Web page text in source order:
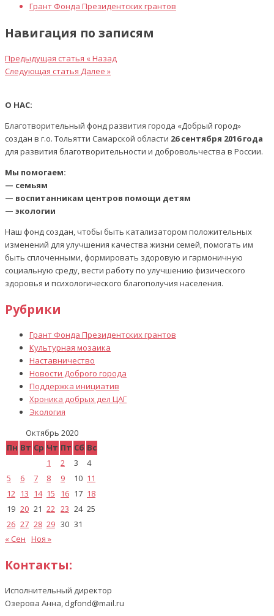
Грант Фонда Президентских грантов
Навигация по записям
Предыдущая статья « Назад
Следующая статья Далее »
О НАС:
Благотворительный фонд развития города «Добрый город»
создан в г.о. Тольятти Самарской области 26 сентября 2016 года
для развития благотворительности и добровольчества в России.
Мы помогаем:
— семьям
— воспитанникам центров помощи детям
— экологии
Наш фонд создан, чтобы быть катализатором положительных
изменений для улучшения качества жизни семей, помогать им
быть сплоченными, формировать здоровую и гармоничную
социальную среду, вести работу по улучшению физического
здоровья и психологического благополучия населения.
Рубрики
Грант Фонда Президентских грантов
Культурная мозаика
Наставничество
Новости Доброго города
Поддержка инициатив
Хроника добрых дел ЦАГ
Экология
Октябрь 2020
Пн Вт Ср Чт Пт Сб Вс
1
2 3
4
5
6 7 8 9 10 11
12 13 14 15 16 17 18
19 20 21 22 23 24 25
26 27 28 29 30 31
« Сен Ноя »
Контакты:
Исполнительный директор
Озерова Анна, dgfond@mail.ru